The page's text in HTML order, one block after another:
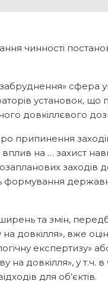
чинності
сфера
установок,
довкіллєвого
припинення
на … захист
заходів
формування
та змін,
на довкілля», вже
експертизу»
довкілля», у т.ч. в
для об’єктів.